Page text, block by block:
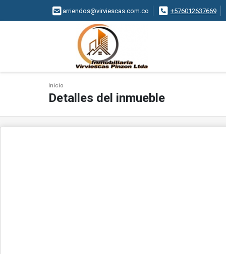
arriendos@virviescas.com.co +576012637669
Inicio
Detalles del inmueble